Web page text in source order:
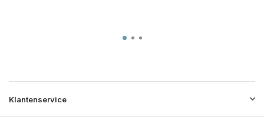
Klantenservice